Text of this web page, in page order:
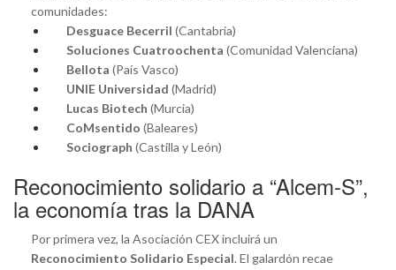
comunidades:
Desguace Becerril (Cantabria)
Soluciones Cuatroochenta (Comunidad Valenciana)
Bellota (País Vasco)
UNIE Universidad (Madrid)
Lucas Biotech (Murcia)
CoMsentido (Baleares)
Sociograph (Castilla y León)
Reconocimiento solidario a “Alcem-S”,
la economía tras la DANA
Por primera vez, la Asociación CEX incluirá un
Reconocimiento Solidario Especial. El galardón recae